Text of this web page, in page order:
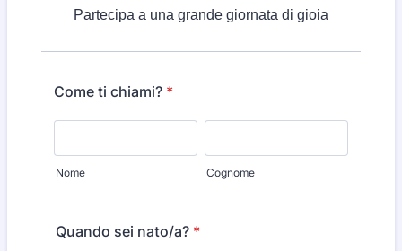
Partecipa a una grande giornata di gioia
Come ti chiami? *
Nome Cognome
Quando sei nato/a? *